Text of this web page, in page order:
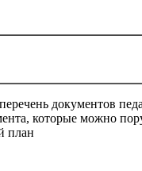
документов
которые можно
план